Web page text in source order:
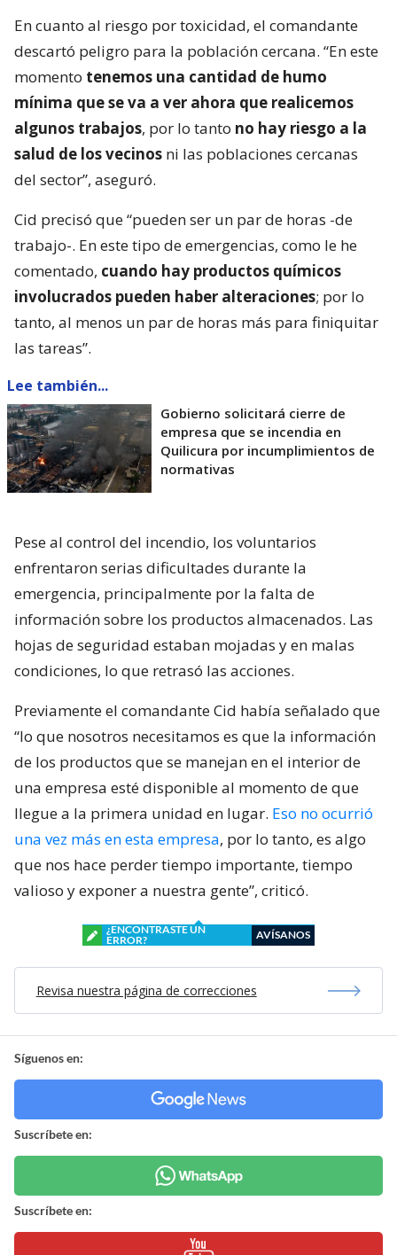
En cuanto al riesgo por toxicidad, el comandante
descartó peligro para la población cercana. “En este
momento tenemos una cantidad de humo
mínima que se va a ver ahora que realicemos
algunos trabajos, por lo tanto no hay riesgo a la
salud de los vecinos ni las poblaciones cercanas
del sector”, aseguró.
Cid precisó que “pueden ser un par de horas -de
trabajo-. En este tipo de emergencias, como le he
comentado, cuando hay productos químicos
involucrados pueden haber alteraciones; por lo
tanto, al menos un par de horas más para finiquitar
las tareas”.
Lee también...
Gobierno solicitará cierre de
empresa que se incendia en
Quilicura por incumplimientos de
normativas
Pese al control del incendio, los voluntarios
enfrentaron serias dificultades durante la
emergencia, principalmente por la falta de
información sobre los productos almacenados. Las
hojas de seguridad estaban mojadas y en malas
condiciones, lo que retrasó las acciones.
Previamente el comandante Cid había señalado que
“lo que nosotros necesitamos es que la información
de los productos que se manejan en el interior de
una empresa esté disponible al momento de que
llegue a la primera unidad en lugar. Eso no ocurrió
una vez más en esta empresa, por lo tanto, es algo
que nos hace perder tiempo importante, tiempo
valioso y exponer a nuestra gente”, criticó.
¿ENCONTRASTE UN
ERROR?
AVÍSANOS
Revisa nuestra página de correcciones
Síguenos en:
Suscríbete en:
Suscríbete en: